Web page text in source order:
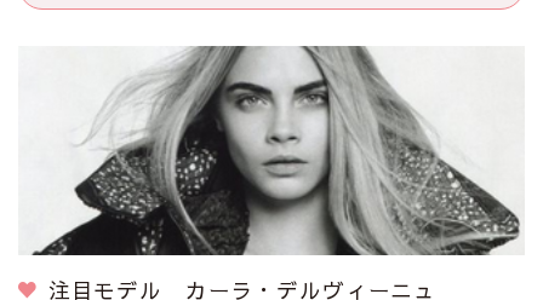
注目モデル カーラ・デルヴィーニュ